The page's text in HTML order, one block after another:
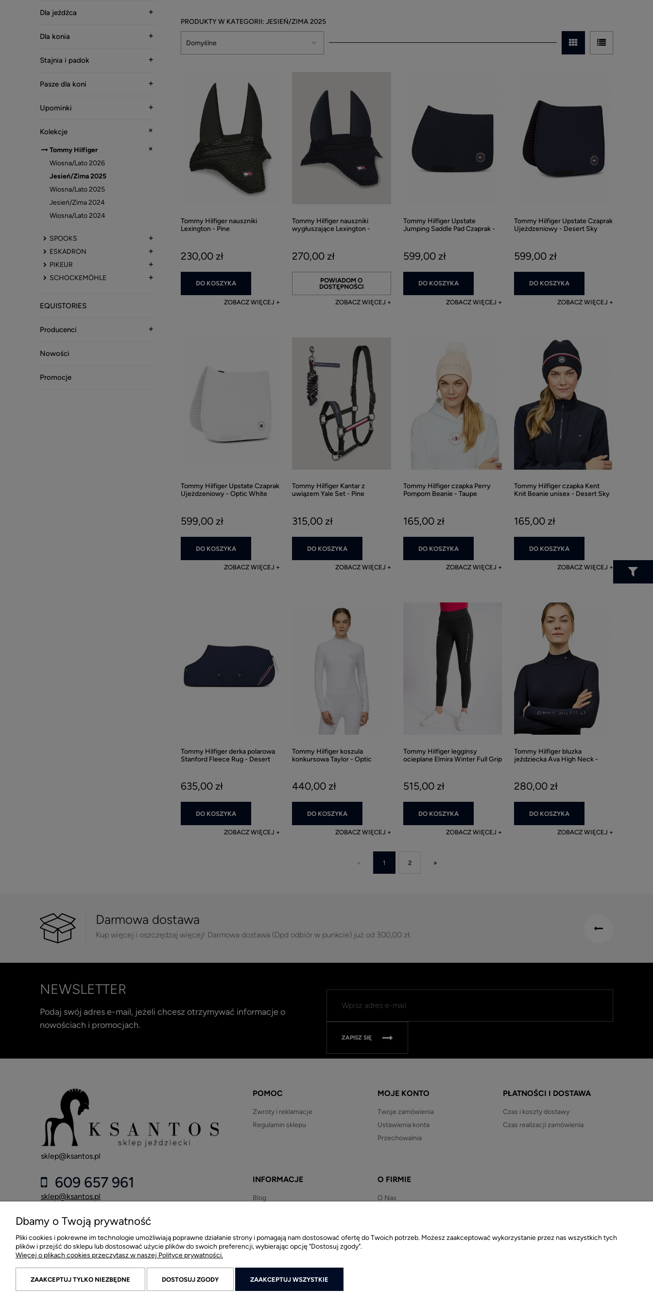
Dla jeźdźca
Dla konia
Stajnia i padok
Pasze dla koni
Upominki
Kolekcje
Tommy Hilfiger
Wiosna/Lato 2026
Jesień/Zima 2025
Wiosna/Lato 2025
Jesień/Zima 2024
Wiosna/Lato 2024
SPOOKS
ESKADRON
PIKEUR
SCHOCKEMÖHLE
EQUISTORIES
Producenci
Nowości
Promocje
JESIEŃ/ZIMA 2025
Tommy Hilfiger nauszniki
Lexington - Pine
230,00 zł
DO KOSZYKA
ZOBACZ WIĘCEJ
Tommy Hilfiger nauszniki
wygłuszające Lexington -
270,00 zł
POWIADOM O
DOSTĘPNOŚCI
ZOBACZ WIĘCEJ
Tommy Hilfiger Upstate
Jumping Saddle Pad Czaprak -
599,00 zł
DO KOSZYKA
ZOBACZ WIĘCEJ
Tommy Hilfiger Upstate Czaprak
Ujeżdzeniowy - Desert Sky
599,00 zł
DO KOSZYKA
ZOBACZ WIĘCEJ
Tommy Hilfiger Upstate Czaprak
Ujeżdzeniowy - Optic White
599,00 zł
DO KOSZYKA
ZOBACZ WIĘCEJ
Tommy Hilfiger Kantar z
uwiązem Yale Set - Pine
315,00 zł
DO KOSZYKA
ZOBACZ WIĘCEJ
Tommy Hilfiger czapka Perry
Pompom Beanie - Taupe
165,00 zł
DO KOSZYKA
ZOBACZ WIĘCEJ
Tommy Hilfiger czapka Kent
Knit Beanie unisex - Desert Sky
165,00 zł
DO KOSZYKA
ZOBACZ WIĘCEJ
Tommy Hilfiger derka polarowa
Stanford Fleece Rug - Desert
635,00 zł
DO KOSZYKA
ZOBACZ WIĘCEJ
Tommy Hilfiger koszula
konkursowa Taylor - Optic
440,00 zł
DO KOSZYKA
ZOBACZ WIĘCEJ
Tommy Hilfiger legginsy
ocieplane Elmira Winter Full Grip
515,00 zł
DO KOSZYKA
ZOBACZ WIĘCEJ
Tommy Hilfiger bluzka
jeździecka Ava High Neck -
280,00 zł
DO KOSZYKA
ZOBACZ WIĘCEJ
« 1 2 »
Darmowa dostawa
Kup więcej i oszczędzaj więcej! Darmowa dostawa (Dpd odbiór w punkcie) już od 300,00 zł.
NEWSLETTER
Podaj swój adres e-mail, jeżeli chcesz otrzymywać informacje o
nowościach i promocjach.
ZAPISZ SIĘ
sklep@ksantos.pl
609 657 961
sklep@ksantos.pl
Sklep Jeździecki KSANTOS
42-218 Częstochowa
POMOC
Zwroty i reklamacje
Regulamin sklepu
MOJE KONTO
Twoje zamówienia
Ustawienia konta
Przechowalnia
PŁATNOŚCI I DOSTAWA
Czas i koszty dostawy
Czas realizacji zamówienia
INFORMACJE
Blog
Polityka prywatności
O FIRMIE
O Nas
Dbamy o Twoją prywatność
Pliki cookies i pokrewne im technologie umożliwiają poprawne działanie strony i pomagają nam dostosować ofertę do Twoich potrzeb. Możesz zaakceptować wykorzystanie przez nas wszystkich tych
plików i przejść do sklepu lub dostosować użycie plików do swoich preferencji, wybierając opcję "Dostosuj zgody".
Więcej o plikach cookies przeczytasz w naszej Polityce prywatności.
ZAAKCEPTUJ TYLKO NIEZBĘDNE DOSTOSUJ ZGODY ZAAKCEPTUJ WSZYSTKIE